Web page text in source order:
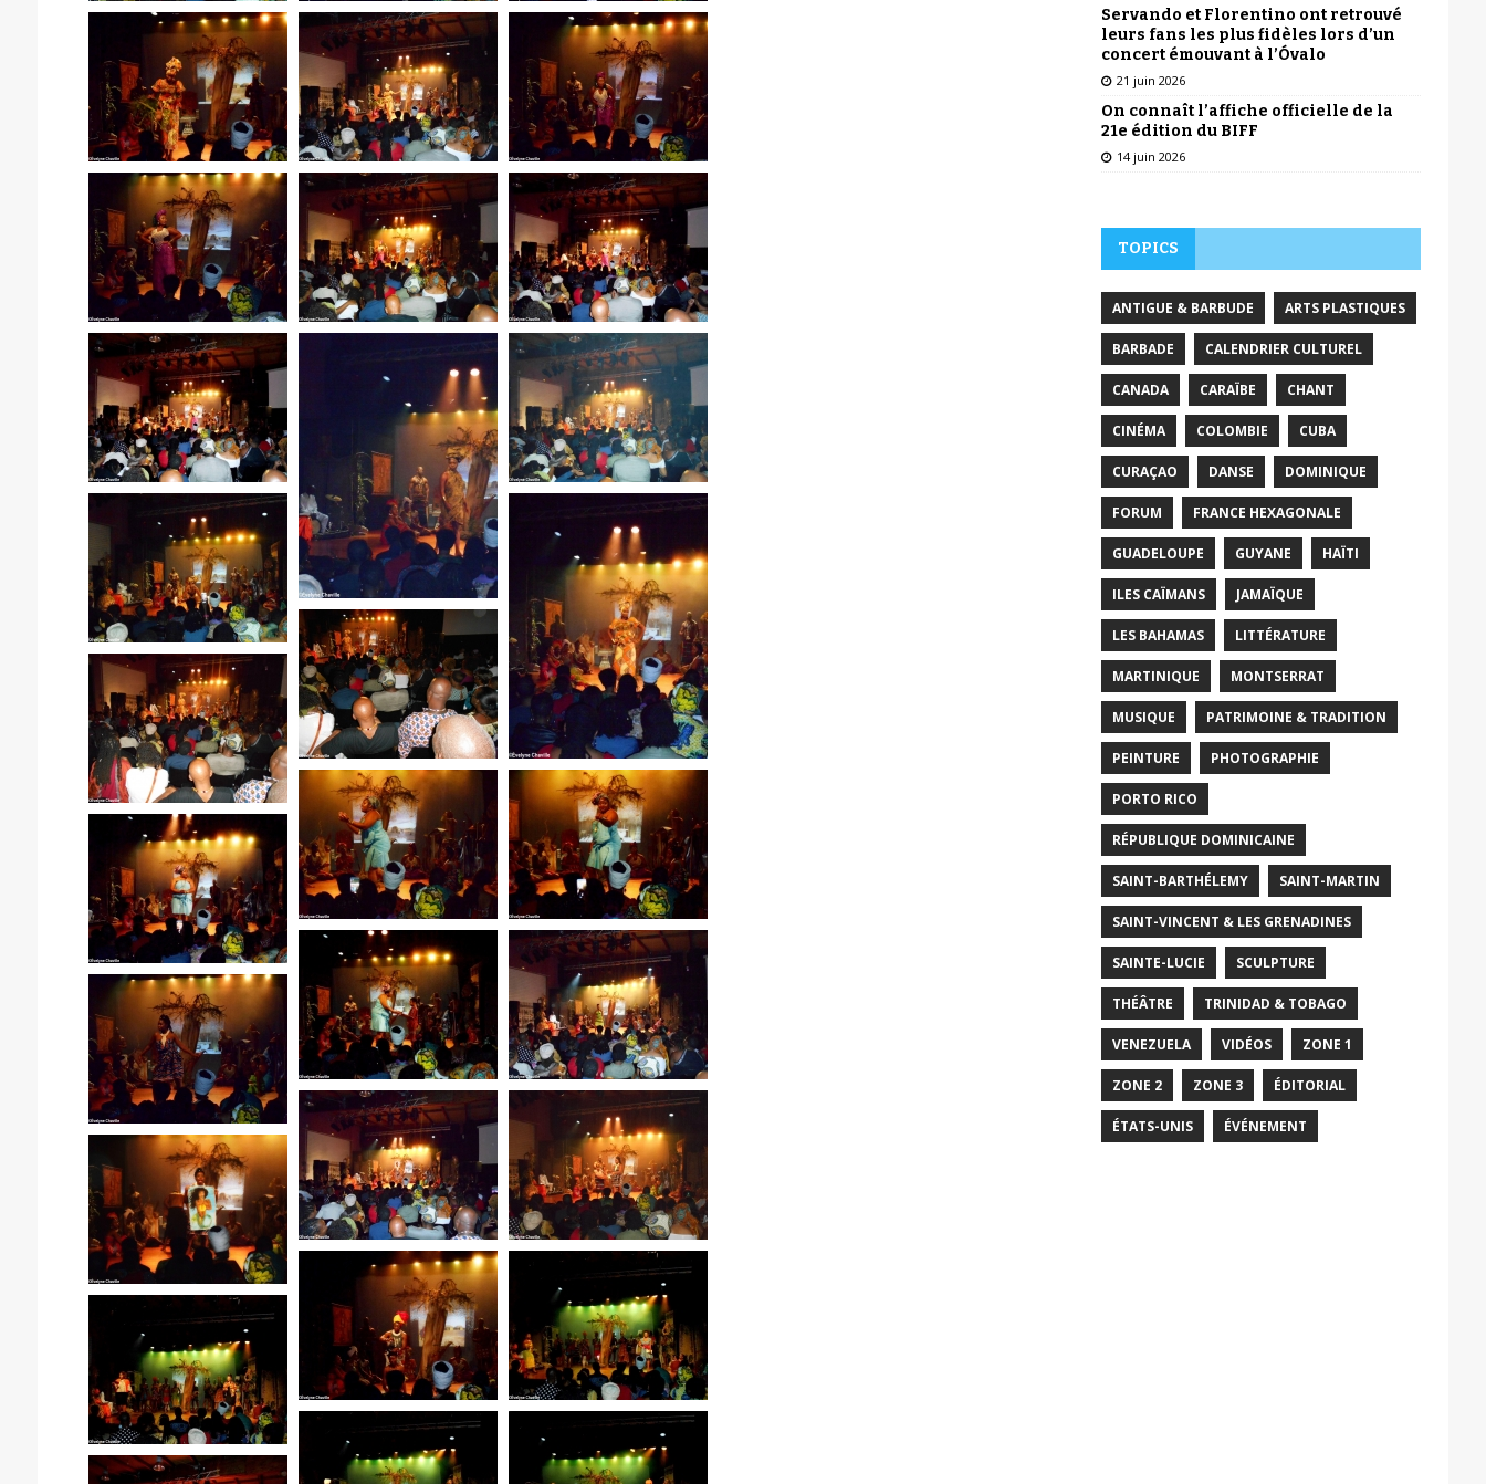
Servando et Florentino ont retrouvé
leurs fans les plus fidèles lors d’un
concert émouvant à l’Óvalo
21 juin 2026
On connaît l’affiche officielle de la
21e édition du BIFF
14 juin 2026
TOPICS
ANTIGUE & BARBUDE ARTS PLASTIQUES
BARBADE CALENDRIER CULTUREL
CANADA CARAÏBE CHANT
CINÉMA COLOMBIE CUBA
CURAÇAO DANSE DOMINIQUE
FORUM FRANCE HEXAGONALE
GUADELOUPE GUYANE HAÏTI
ILES CAÏMANS JAMAÏQUE
LES BAHAMAS LITTÉRATURE
MARTINIQUE MONTSERRAT
MUSIQUE PATRIMOINE & TRADITION
PEINTURE PHOTOGRAPHIE
PORTO RICO
RÉPUBLIQUE DOMINICAINE
SAINT-BARTHÉLEMY SAINT-MARTIN
SAINT-VINCENT & LES GRENADINES
SAINTE-LUCIE SCULPTURE
THÉÂTRE TRINIDAD & TOBAGO
VENEZUELA VIDÉOS ZONE 1
ZONE 2 ZONE 3 ÉDITORIAL
ÉTATS-UNIS ÉVÉNEMENT